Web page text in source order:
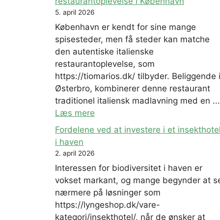
5. april 2026
København er kendt for sine mange
spisesteder, men få steder kan matche
den autentiske italienske
restaurantoplevelse, som
https://tiomarios.dk/ tilbyder. Beliggende i
Østerbro, kombinerer denne restaurant
traditionel italiensk madlavning med en ...
Læs mere
Fordelene ved at investere i et insekthotel
i haven
2. april 2026
Interessen for biodiversitet i haven er
vokset markant, og mange begynder at
nærmere på løsninger som
https://lyngeshop.dk/vare-
kategori/insekthotel/, når de ønsker at